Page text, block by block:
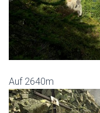
Auf 2640m